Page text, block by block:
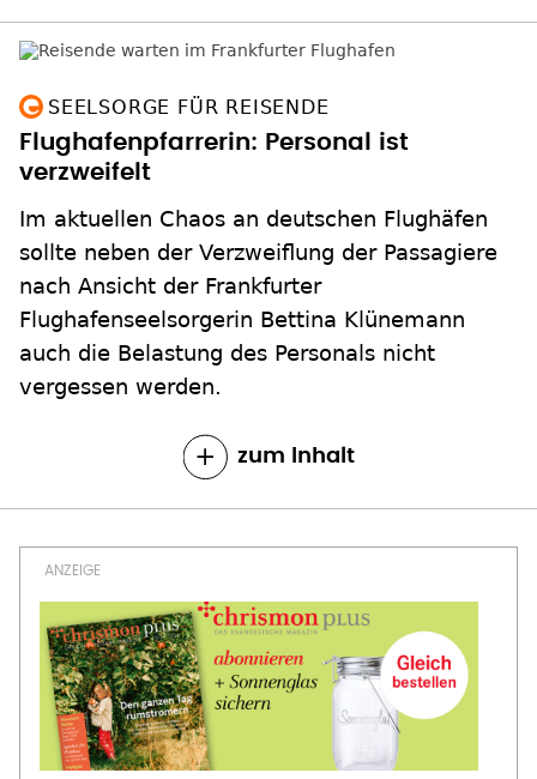
SEELSORGE FÜR REISENDE
Flughafenpfarrerin: Personal ist
Im aktuellen Chaos an deutschen Flughäfen
sollte neben der Verzweiflung der Passagiere
Flughafenseelsorgerin Bettina Klünemann
auch die Belastung des Personals nicht
vergessen werden.